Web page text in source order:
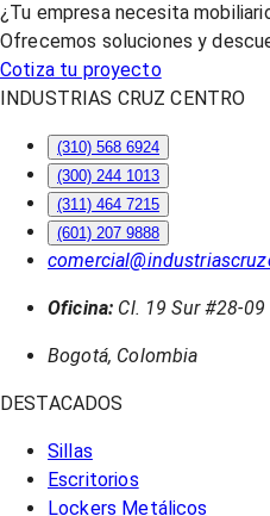
¿Tu empresa necesita
Ofrecemos soluciones y
Cotiza tu proyecto
INDUSTRIAS CRUZ CENTRO
(310) 568 6924
(300) 244 1013
(311) 464 7215
(601) 207 9888
Oficina: Cl. 19 Sur #28-09
Bogotá, Colombia
DESTACADOS
Sillas
Escritorios
Lockers Metálicos